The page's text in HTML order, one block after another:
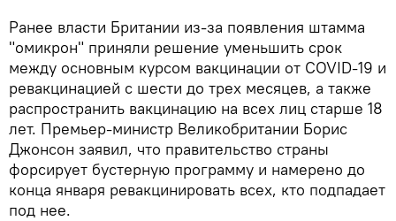
Ранее власти Британии из-за появления штамма
"омикрон" приняли решение уменьшить срок
между основным курсом вакцинации от COVID-19 и
ревакцинацией с шести до трех месяцев, а также
распространить вакцинацию на всех лиц старше 18
лет. Премьер-министр Великобритании Борис
Джонсон заявил, что правительство страны
форсирует бустерную программу и намерено до
конца января ревакцинировать всех, кто подпадает
под нее.